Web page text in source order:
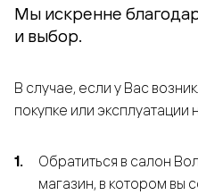
Мы искренне
и выбор.
В случае, если у Вас
покупке или
Обратиться в салон
магазин, в котором вы